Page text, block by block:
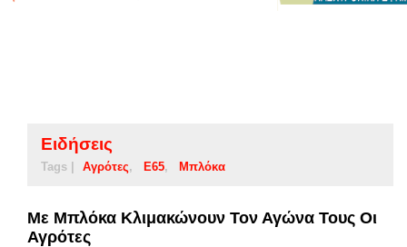
Ειδήσεις
Tags | Αγρότες Ε65 Μπλόκα
Με Μπλόκα Κλιμακώνουν Τον Αγώνα Τους Οι
Αγρότες